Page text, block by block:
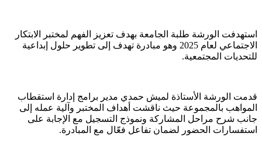
استهدفت الورشة طلبة الجامعة بهدف تعزيز الفهم لمختبر الابتكار
الاجتماعي لعام 2025 وهو مبادرة تهدف إلى تطوير حلول إبداعية
للتحديات المجتمعية.
قدمت الورشة الأستاذة لميش حمدي مدير برامج إدارة استقطاب
المواهب بالمجموعة حيث ناقشت أهداف المختبر وآلية عمله إلى
جانب شرح مراحل المشاركة ونموذج التسجيل مع الإجابة على
استفسارات الحضور لضمان تفاعل فعّال مع المبادرة.